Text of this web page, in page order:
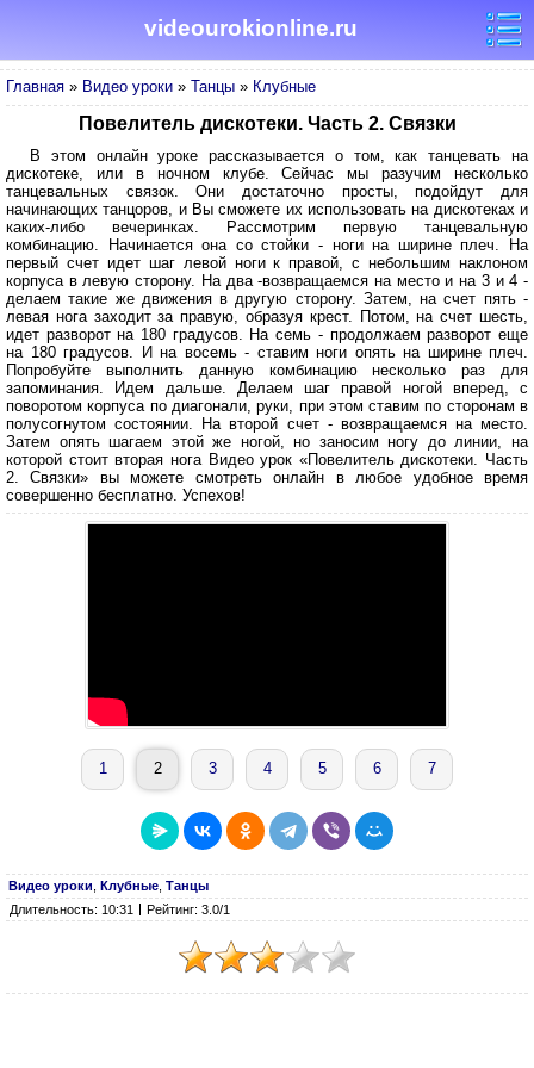
videourokionline.ru
Главная » Видео уроки » Танцы » Клубные
Повелитель дискотеки. Часть 2. Связки
В этом онлайн уроке рассказывается о том, как танцевать на
дискотеке, или в ночном клубе. Сейчас мы разучим несколько
танцевальных связок. Они достаточно просты, подойдут для
начинающих танцоров, и Вы сможете их использовать на дискотеках и
каких-либо вечеринках. Рассмотрим первую танцевальную
комбинацию. Начинается она со стойки - ноги на ширине плеч. На
первый счет идет шаг левой ноги к правой, с небольшим наклоном
корпуса в левую сторону. На два -возвращаемся на место и на 3 и 4 -
делаем такие же движения в другую сторону. Затем, на счет пять -
левая нога заходит за правую, образуя крест. Потом, на счет шесть,
идет разворот на 180 градусов. На семь - продолжаем разворот еще
на 180 градусов. И на восемь - ставим ноги опять на ширине плеч.
Попробуйте выполнить данную комбинацию несколько раз для
запоминания. Идем дальше. Делаем шаг правой ногой вперед, с
поворотом корпуса по диагонали, руки, при этом ставим по сторонам в
полусогнутом состоянии. На второй счет - возвращаемся на место.
Затем опять шагаем этой же ногой, но заносим ногу до линии, на
которой стоит вторая нога Видео урок «Повелитель дискотеки. Часть
2. Связки» вы можете смотреть онлайн в любое удобное время
совершенно бесплатно. Успехов!
1 2 3 4 5 6 7
Видео уроки Клубные Танцы
Длительность: 10:31
Рейтинг: 3.0/1